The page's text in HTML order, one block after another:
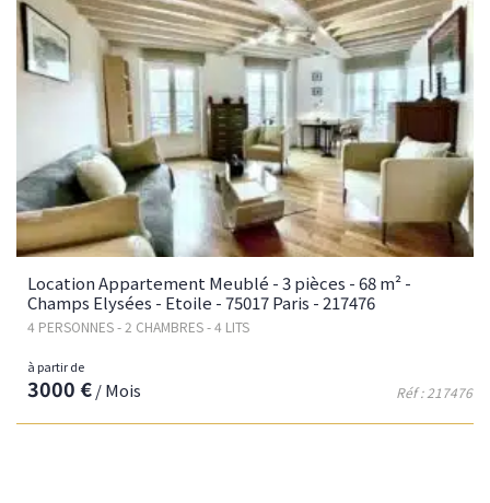
Location Appartement Meublé - 3 pièces - 68 m² -
Champs Elysées - Etoile - 75017 Paris - 217476
4 PERSONNES - 2 CHAMBRES - 4 LITS
Réf : 217476
à partir de
3000 €/ Mois